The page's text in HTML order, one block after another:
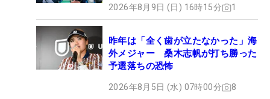
2026年8月9日 (日) 16時15分 1
昨年は「全く歯が立たなかった」海
外メジャー 桑木志帆が打ち勝った
予選落ちの恐怖
2026年8月5日 (水) 07時00分 8